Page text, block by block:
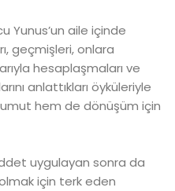
Yunus’un aile içinde
geçmişleri, onlara
hesaplaşmaları ve
anlattıkları öyküleriyle
hem de dönüşüm için
uygulayan sonra da
için terk eden